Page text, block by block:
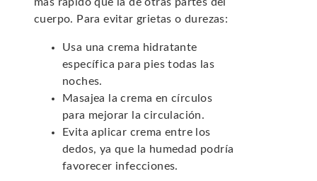
cuerpo. Para evitar grietas o durezas:
Usa una crema hidratante
específica para pies todas las
noches.
Masajea la crema en círculos
para mejorar la circulación.
Evita aplicar crema entre los
dedos, ya que la humedad podría
favorecer infecciones.